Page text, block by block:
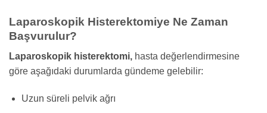
Laparoskopik Histerektomiye Ne Zaman
Başvurulur?
Laparoskopik histerektomi, hasta değerlendirmesine
göre aşağıdaki durumlarda gündeme gelebilir:
Uzun süreli pelvik ağrı